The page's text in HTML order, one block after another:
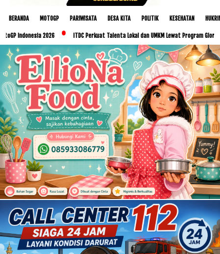
BERANDA MOTOGP PARIWISATA DESA KITA POLITIK KESEHATAN
2026 ITDC Perkuat Talenta Lokal dan UMKM Lewat Program Glorious Golo